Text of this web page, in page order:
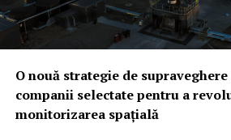
testul realității din terenNoua
testată mult mai curând decât se
amenințărilor constante venite din
vedea cu ochi buni această
responsabilităților de securitate între
regionali, unii analiști rămân sceptici
O nouă strategie de
companii selectate pentru a
monitorizarea spațială